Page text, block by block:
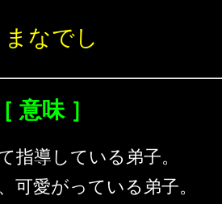
まなでし
［ 意味 ］
指導している弟子。
可愛がっている弟子。